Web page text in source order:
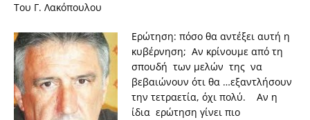
Toυ Γ. Λακόπουλου
Ερώτηση: πόσο θα αντέξει αυτή η
κυβέρνηση; Αν κρίνουμε από τη
σπουδή των μελών της να
βεβαιώνουν ότι θα …εξαντλήσουν
την τετραετία, όχι πολύ. Αν η
ίδια ερώτηση γίνει πιο